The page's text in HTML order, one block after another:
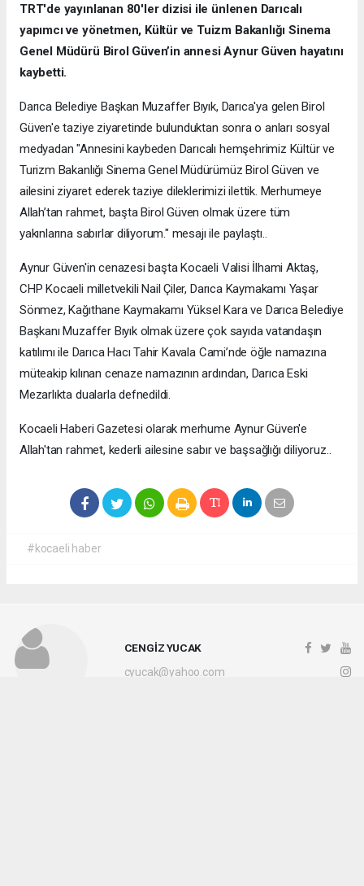
TRT'de yayınlanan 80'ler dizisi ile ünlenen Darıcalı
yapımcı ve yönetmen, Kültür ve Tuizm Bakanlığı Sinema
Genel Müdürü Birol Güven’in annesi Aynur Güven hayatını
kaybetti.
Darıca Belediye Başkan Muzaffer Bıyık, Darıca'ya gelen Birol
Güven'e taziye ziyaretinde bulunduktan sonra o anları sosyal
medyadan "Annesini kaybeden Darıcalı hemşehrimiz Kültür ve
Turizm Bakanlığı Sinema Genel Müdürümüz Birol Güven ve
ailesini ziyaret ederek taziye dileklerimizi ilettik. Merhumeye
Allah’tan rahmet, başta Birol Güven olmak üzere tüm
yakınlarına sabırlar diliyorum." mesajı ile paylaştı..
Aynur Güven'in cenazesi başta Kocaeli Valisi İlhami Aktaş,
CHP Kocaeli milletvekili Nail Çiler, Darıca Kaymakamı Yaşar
Sönmez, Kağıthane Kaymakamı Yüksel Kara ve Darıca Belediye
Başkanı Muzaffer Bıyık olmak üzere çok sayıda vatandaşın
katılımı ile Darıca Hacı Tahir Kavala Cami’nde öğle namazına
müteakip kılınan cenaze namazının ardından, Darıca Eski
Mezarlıkta dualarla defnedildi.
Kocaeli Haberi Gazetesi olarak merhume Aynur Güven'e
Allah'tan rahmet, kederli ailesine sabır ve başsağlığı diliyoruz..
#kocaeli haber
CENGİZ YUCAK
cyucak@yahoo.com